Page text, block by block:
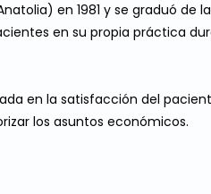
en 1981 y se graduó de
en su propia práctica
en la satisfacción del
los asuntos económicos.